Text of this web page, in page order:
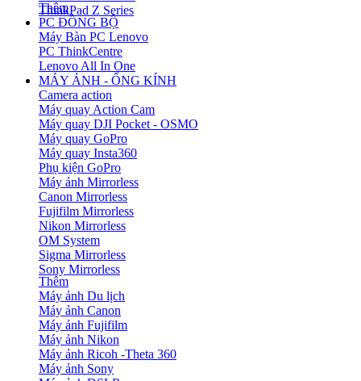
ThinkPad Z Series
Thêm
PC ĐỒNG BỘ
Máy Bàn PC Lenovo
PC ThinkCentre
Lenovo All In One
MÁY ẢNH - ỐNG KÍNH
Camera action
Máy quay Action Cam
Máy quay DJI Pocket - OSMO
Máy quay GoPro
Máy quay Insta360
Phụ kiện GoPro
Máy ảnh Mirrorless
Canon Mirrorless
Fujifilm Mirrorless
Nikon Mirrorless
OM System
Sigma Mirrorless
Sony Mirrorless
Thêm
Máy ảnh Du lịch
Máy ảnh Canon
Máy ảnh Fujifilm
Máy ảnh Nikon
Máy ảnh Ricoh -Theta 360
Máy ảnh Sony